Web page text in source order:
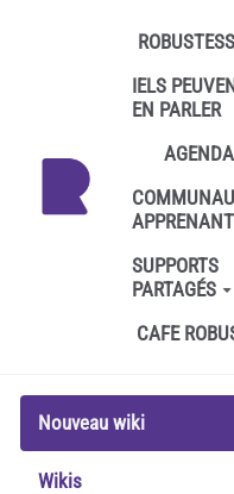
Aller au contenu principal
IELS
EN PARLER
AGENDA
SUPPORTS
PARTAGÉS
CAFE
Nouveau wiki
Wikis